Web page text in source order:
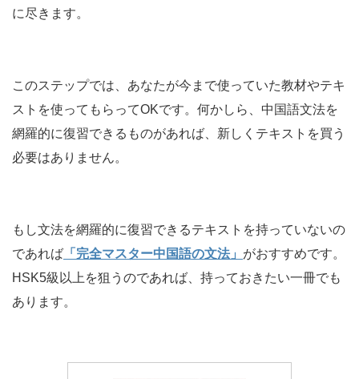
に尽きます。
このステップでは、あなたが今まで使っていた教材やテキ
ストを使ってもらってOKです。何かしら、中国語文法を
網羅的に復習できるものがあれば、新しくテキストを買う
必要はありません。
もし文法を網羅的に復習できるテキストを持っていないの
であれば 「完全マスター中国語の文法」 がおすすめです。
HSK5級以上を狙うのであれば、持っておきたい一冊でも
あります。